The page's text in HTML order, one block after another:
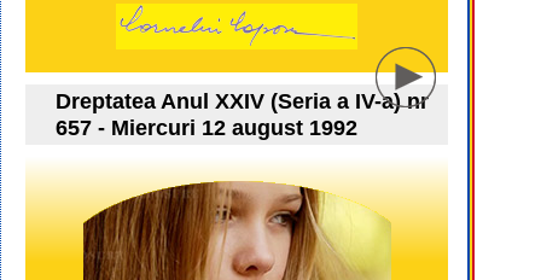
Dreptatea Anul XXIV (Seria a IV-a) nr
657 - Miercuri 12 august 1992